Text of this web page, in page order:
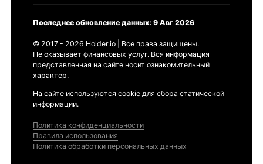
Последнее обновление данных: 9 Авг 2026
© 2017 - 2026 Holder.io | Все права защищены.
Не оказывает финансовых услуг. Вся информация
представленная на сайте носит ознакомительный
характер.
На сайте используются cookie для сбора статической
информации.
Политика конфиденциальности
Правила использования
Политика обработки персональных данных